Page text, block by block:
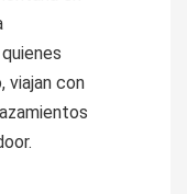
viajan con